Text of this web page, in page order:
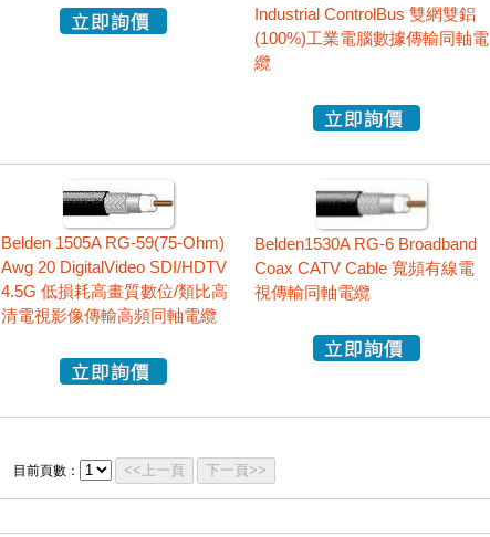
Industrial ControlBus 雙網雙鋁
(100%)工業電腦數據傳輸同軸電
纜
Belden 1505A RG-59(75-Ohm)
Awg 20 DigitalVideo SDI/HDTV
4.5G 低損耗高畫質數位/類比高
清電視影像傳輸高頻同軸電纜
Belden1530A RG-6 Broadband
Coax CATV Cable 寬頻有線電
視傳輸同軸電纜
目前頁數： <<上一頁 下一頁>>